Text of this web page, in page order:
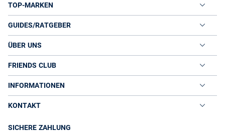
TOP-MARKEN
GUIDES/RATGEBER
ÜBER UNS
FRIENDS CLUB
INFORMATIONEN
KONTAKT
SICHERE ZAHLUNG